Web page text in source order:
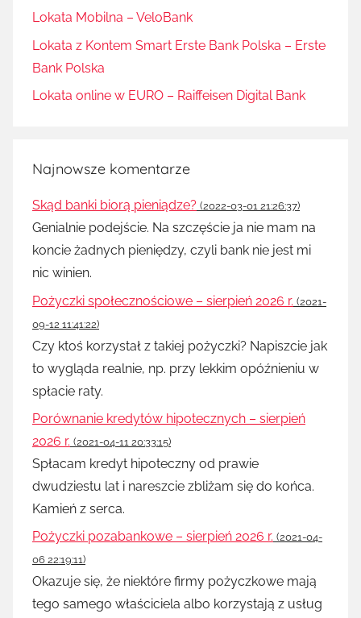
Lokata Mobilna – VeloBank
Lokata z Kontem Smart Erste Bank Polska – Erste
Bank Polska
Lokata online w EURO – Raiffeisen Digital Bank
Najnowsze komentarze
Skąd banki biorą pieniądze? (2022-03-01 21:26:37)
Genialnie podejście. Na szczęście ja nie mam na
koncie żadnych pieniędzy, czyli bank nie jest mi
nic winien.
Pożyczki społecznościowe – sierpień 2026 r. (2021-
09-12 11:41:22)
Czy ktoś korzystał z takiej pożyczki? Napiszcie jak
to wygląda realnie, np. przy lekkim opóźnieniu w
spłacie raty.
Porównanie kredytów hipotecznych – sierpień
2026 r. (2021-04-11 20:33:15)
Spłacam kredyt hipoteczny od prawie
dwudziestu lat i nareszcie zbliżam się do końca.
Kamień z serca.
Pożyczki pozabankowe – sierpień 2026 r. (2021-04-
06 22:19:11)
Okazuje się, że niektóre firmy pożyczkowe mają
tego samego właściciela albo korzystają z usług